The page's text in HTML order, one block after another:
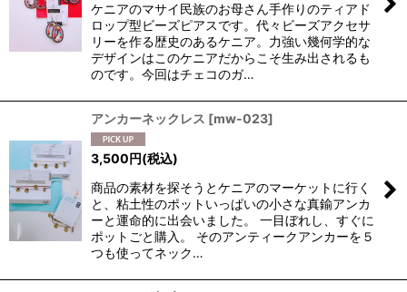
ケニアのマサイ民族のお母さん手作りのティアド
ロップ型ビーズピアスです。代々ビーズアクセサ
リーを作る歴史のあるケニア。力強い幾何学的な
デザインはこのケニアだからこそ生み出されるも
のです。今回はチェコのガ…
アンカーネックレス [mw-023]
3,500円(税込)
商品の素材を探そうとケニアのマーケットに行く
と、粘土性のポットいっぱいの小さな真鍮アンカ
ーと運命的に出会いました。 一目ぼれし、すぐに
ポットごと購入。 そのアンティークアンカーを５
つも使ってネック…